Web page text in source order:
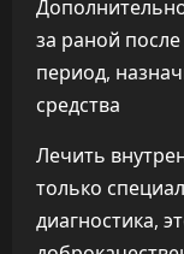
за раной
период,
средства
Лечить
только
диагностика,